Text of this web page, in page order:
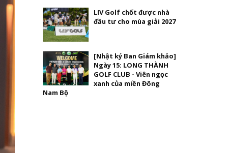
LIV Golf chốt được nhà
đầu tư cho mùa giải 2027
[Nhật ký Ban Giám khảo]
Ngày 15: LONG THÀNH
GOLF CLUB - Viên ngọc
xanh của miền Đông
Nam Bộ